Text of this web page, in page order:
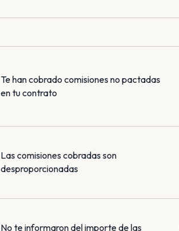
Te han cobrado comisiones no pactadas
en tu contrato
Las comisiones cobradas son
desproporcionadas
No te informaron del importe de las